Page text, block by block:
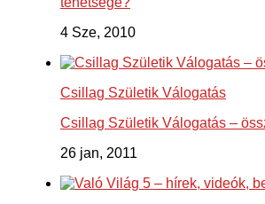
4 Sze, 2010
Csillag Születik Válogatás
Csillag Születik Válogatás –
26 jan, 2011